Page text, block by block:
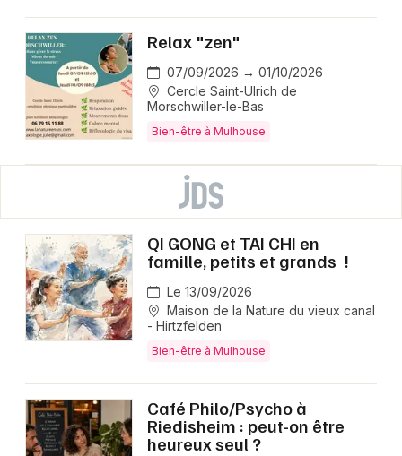
Relax "zen"
07/09/2026 → 01/10/2026
Cercle Saint-Ulrich de
Morschwiller-le-Bas
Bien-être à Mulhouse
QI GONG et TAI CHI en
famille, petits et grands !
Le 13/09/2026
Maison de la Nature du vieux canal
- Hirtzfelden
Bien-être à Mulhouse
Café Philo/Psycho à
Riedisheim : peut-on être
heureux seul ?